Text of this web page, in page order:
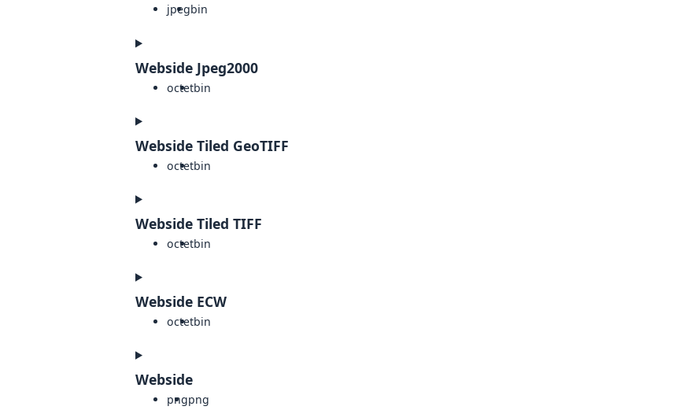
jpegbin
Webside Jpeg2000
octetbin
Webside Tiled GeoTIFF
octetbin
Webside Tiled TIFF
octetbin
Webside ECW
octetbin
Webside
pngpng